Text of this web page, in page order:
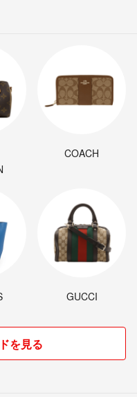
COACH
GUCCI
を見る